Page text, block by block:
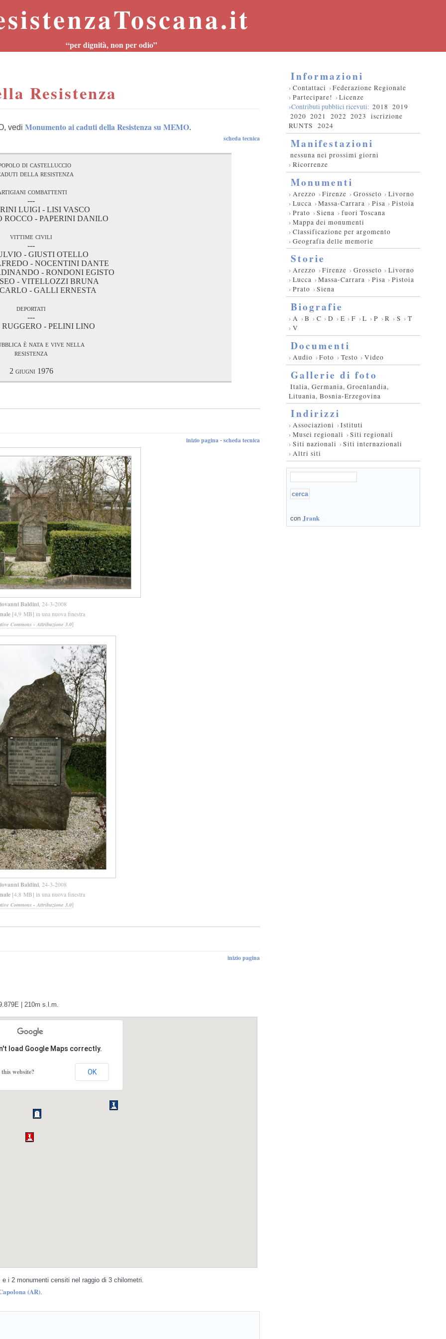
“per dignità, non per odio”
Resistenza
vedi Monumento ai caduti della Resistenza su MEMO.
scheda tecnica
di castelluccio
della resistenza
combattenti
---
LUIGI - LISI VASCO
ROCCO - PAPERINI DANILO
vittime civili
---
- GIUSTI OTELLO
- NOCENTINI DANTE
- RONDONI EGISTO
- VITELLOZZI BRUNA
- GALLI ERNESTA
deportati
---
RUGGERO - PELINI LINO
è nata e vive nella
resistenza
2 giugni 1976
inizio pagina - scheda tecnica
Baldini, 24-3-2008
[4,9 MB] in una nuova finestra
Commons - Attribuzione 3.0]
Baldini, 24-3-2008
[4,8 MB] in una nuova finestra
Commons - Attribuzione 3.0]
inizio pagina
| 210m s.l.m.
load Google Maps correctly.
website? OK
i 2 monumenti censiti nel raggio di 3 chilometri.
(AR)
Informazioni
› Contattaci ›Federazione Regionale
› Partecipare! ›Licenze
›Contributi pubblici ricevuti: 2018 2019
2020 2021 2022 2023
iscrizione
RUNTS
2024
Manifestazioni
nessuna nei prossimi giorni
› Ricorrenze
Monumenti
› Arezzo ›Firenze › Grosseto › Livorno
› Lucca ›Massa-Carrara › Pisa › Pistoia
› Prato ›Siena › fuori Toscana
› Mappa dei monumenti
› Classificazione per argomento
› Geografia delle memorie
Storie
› Arezzo ›Firenze › Grosseto › Livorno
› Lucca ›Massa-Carrara › Pisa › Pistoia
› Prato ›Siena
Biografie
› A ›B › C › D › E › F ›L › P ›R › S › T
› V
Documenti
› Audio ›Foto › Testo › Video
Gallerie di foto
Italia, Germania, Groenlandia,
Lituania, Bosnia-Erzegovina
Indirizzi
› Associazioni ›Istituti
› Musei regionali ›Siti regionali
› Siti nazionali ›Siti internazionali
› Altri siti
con Jrank